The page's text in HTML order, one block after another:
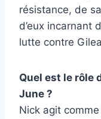
résistance, de
d’eux incarnant
lutte contre
Quel est le rôle
June ?
Nick agit